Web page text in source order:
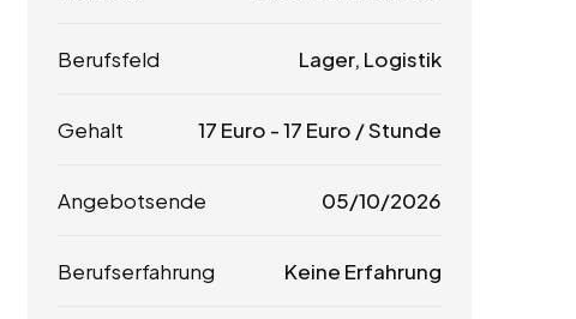
Berufsfeld Lager, Logistik
Gehalt 17 Euro -17 Euro / Stunde
Angebotsende 05/10/2026
Berufserfahrung Keine Erfahrung